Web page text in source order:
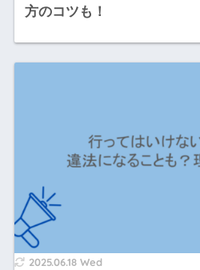
方のコツも！
2025.06.18 Wed